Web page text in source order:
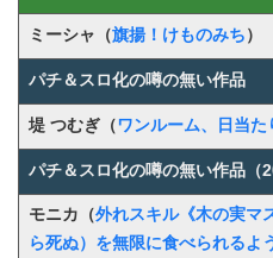
ミーシャ（旗揚！けものみち ）
パチ＆スロ化の噂の無い作品
堤 つむぎ（ワンルーム、日当た
パチ＆スロ化の噂の無い作品（
モニカ （外れスキル《木の実マ
ら死ぬ）を無限に食べられるよ